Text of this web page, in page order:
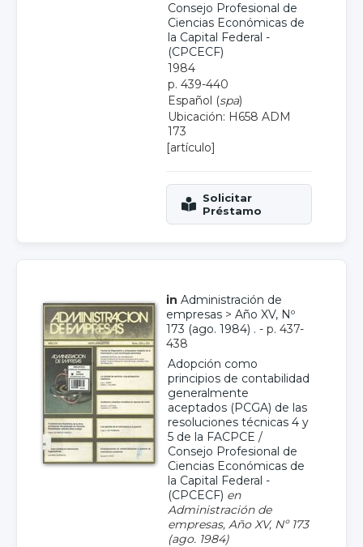
Consejo Profesional de
Ciencias Económicas de
la Capital Federal -
(CPCECF)
1984
p. 439-440
Español (spa)
Ubicación: H658 ADM
173
[artículo]
in Administración de
empresas > Año XV, Nº
173 (ago. 1984) . - p. 437-
438
Adopción como
principios de contabilidad
generalmente
aceptados (PCGA) de las
resoluciones técnicas 4 y
5 de la FACPCE /
Consejo Profesional de
Ciencias Económicas de
la Capital Federal -
(CPCECF) en
Administración de
empresas, Año XV, Nº 173
(ago. 1984)